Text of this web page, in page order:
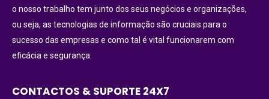
o nosso trabalho tem junto dos seus negócios e organizações,
ou seja, as tecnologias de informação são cruciais para o
sucesso das empresas e como tal é vital funcionarem com
eficácia e segurança.
CONTACTOS & SUPORTE 24X7